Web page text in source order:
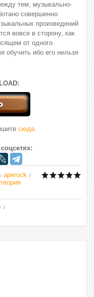
тем, музыкально-
совершенно
произведений
вовсе в сторону, как
от одного
обучить ибо его нельзя
сюда.
: aperock
теория